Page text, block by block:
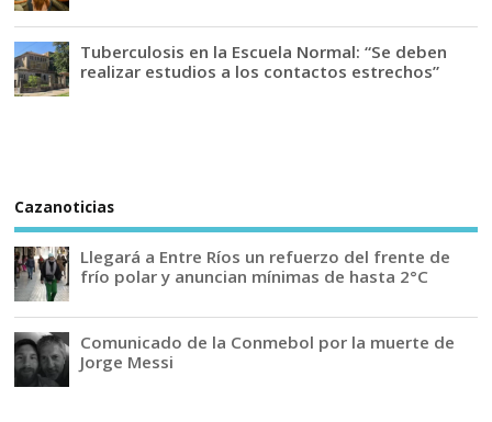
Tuberculosis en la Escuela Normal: “Se deben
realizar estudios a los contactos estrechos”
Cazanoticias
Llegará a Entre Ríos un refuerzo del frente de
frío polar y anuncian mínimas de hasta 2°C
Comunicado de la Conmebol por la muerte de
Jorge Messi